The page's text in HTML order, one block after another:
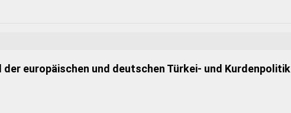
europäischen und deutschen Türkei- und Kurdenpolitik